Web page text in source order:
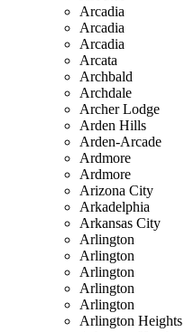
Arcadia
Arcadia
Arcadia
Arcata
Archbald
Archdale
Archer Lodge
Arden Hills
Arden-Arcade
Ardmore
Ardmore
Arizona City
Arkadelphia
Arkansas City
Arlington
Arlington
Arlington
Arlington
Arlington
Arlington Heights